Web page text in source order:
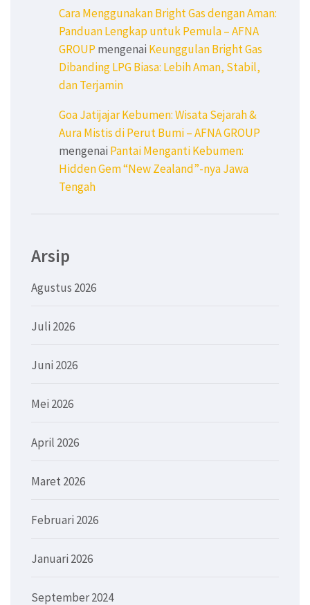
Cara Menggunakan Bright Gas dengan Aman:
Panduan Lengkap untuk Pemula – AFNA
GROUPmengenai Keunggulan Bright Gas
Dibanding LPG Biasa: Lebih Aman, Stabil,
dan Terjamin
Goa Jatijajar Kebumen: Wisata Sejarah &
Aura Mistis di Perut Bumi – AFNA GROUP
mengenai Pantai Menganti Kebumen:
Hidden Gem “New Zealand”-nya Jawa
Tengah
Arsip
Agustus 2026
Juli 2026
Juni 2026
Mei 2026
April 2026
Maret 2026
Februari 2026
Januari 2026
September 2024